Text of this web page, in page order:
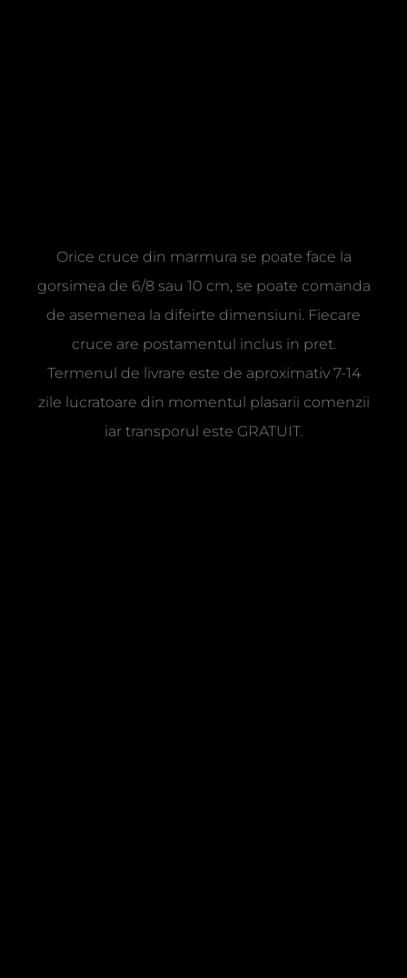
Orice cruce din marmura se poate face la
gorsimea de 6/8 sau 10 cm, se poate comanda
de asemenea la difeirte dimensiuni. Fiecare
cruce are postamentul inclus in pret.
Termenul de livrare este de aproximativ 7-14
zile lucratoare din momentul plasarii comenzii
iar transporul este GRATUIT.